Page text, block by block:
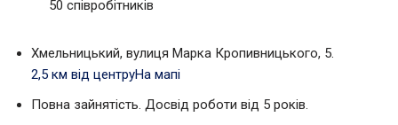
50 співробітників
Хмельницький, вулиця Марка Кропивницького, 5.
2,5 км від центруНа мапі
Повна зайнятість. Досвід роботи від 5 років.